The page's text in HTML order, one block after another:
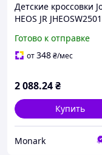
Детские кроссовки
HEOS JR
спортивные
Готово к отправке
от348₴/мес
2 088.24₴
Купить
Monark